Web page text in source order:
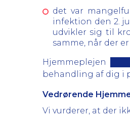
det var
infektion den 2.
udvikler sig til
samme, når der
Hjemmeplejen
behandling af dig i
Vedrørende
Vi vurderer, at der